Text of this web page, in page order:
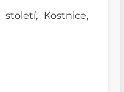
Kostnice,